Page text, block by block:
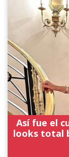
Así fue el
looks total